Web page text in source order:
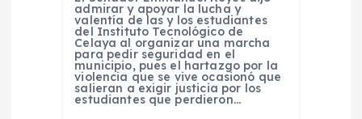
admirar y apoyar la lucha y
valentía de las y los estudiantes
del Instituto Tecnológico de
Celaya al organizar una marcha
para pedir seguridad en el
municipio, pues el hartazgo por la
violencia que se vive ocasionó que
salieran a exigir justicia por los
estudiantes que perdieron…